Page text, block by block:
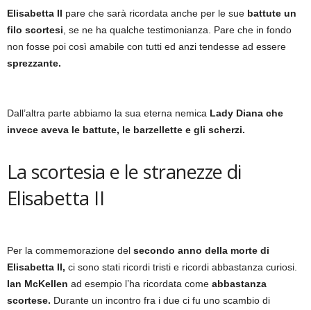
Elisabetta II pare che sarà ricordata anche per le sue battute un
filo scortesi , se ne ha qualche testimonianza. Pare che in fondo
non fosse poi così amabile con tutti ed anzi tendesse ad essere
sprezzante.
Dall’altra parte abbiamo la sua eterna nemica Lady Diana che
invece aveva le battute, le barzellette e gli scherzi.
La scortesia e le stranezze di
Elisabetta II
Per la commemorazione del secondo anno della morte di
Elisabetta II, ci sono stati ricordi tristi e ricordi abbastanza curiosi.
Ian McKellen ad esempio l’ha ricordata come abbastanza
scortese. Durante un incontro fra i due ci fu uno scambio di